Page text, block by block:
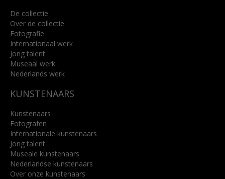
De collectie
Over de collectie
Fotografie
Internationaal werk
Jong talent
Museaal werk
Nederlands werk
KUNSTENAARS
Kunstenaars
Fotografen
Internationale kunstenaars
Jong talent
Museale kunstenaars
Nederlandse kunstenaars
Over onze kunstenaars